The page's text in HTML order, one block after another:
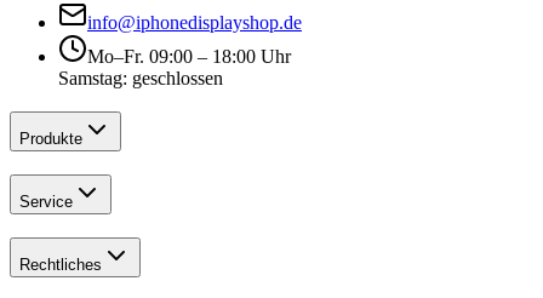
info@iphonedisplayshop.de
Mo–Fr. 09:00 – 18:00 Uhr
Samstag: geschlossen
Produkte
Service
Rechtliches